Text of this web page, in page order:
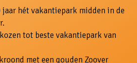
jaar hét vakantiepark midden in de
tot beste vakantiepark van
met een gouden Zoover